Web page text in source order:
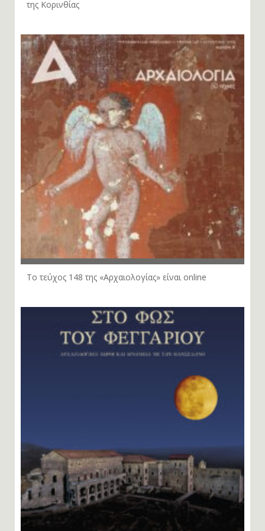
της Κορινθίας
Το τεύχος 148 της «Αρχαιολογίας» είναι online